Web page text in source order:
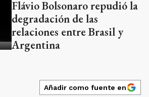
Flávio Bolsonaro repudió la
degradación de las
relaciones entre Brasil y
Argentina
Añadir como fuente en